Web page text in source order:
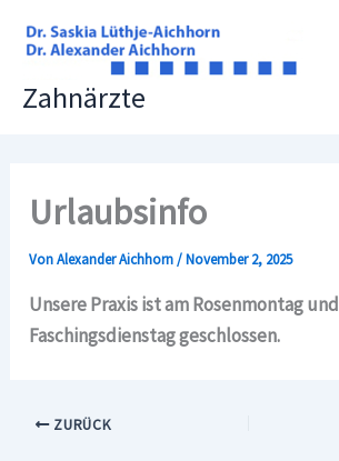
Inhalt
Zahnärzte
Urlaubsinfo
VonAlexander Aichhorn/November 2, 2025
Unsere Praxis ist am Rosenmontag und
Faschingsdienstag geschlossen.
ZURÜCK